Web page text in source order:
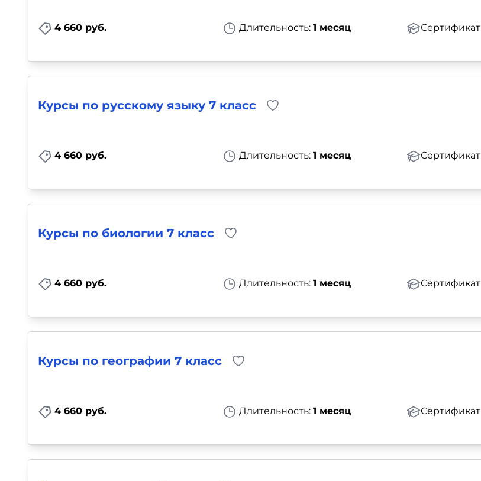
4 660 руб. Длительность: 1 месяц Сертификат
Курсы по русскому языку 7 класс
4 660 руб. Длительность: 1 месяц Сертификат
Курсы по биологии 7 класс
4 660 руб. Длительность: 1 месяц Сертификат
Курсы по географии 7 класс
4 660 руб. Длительность: 1 месяц Сертификат